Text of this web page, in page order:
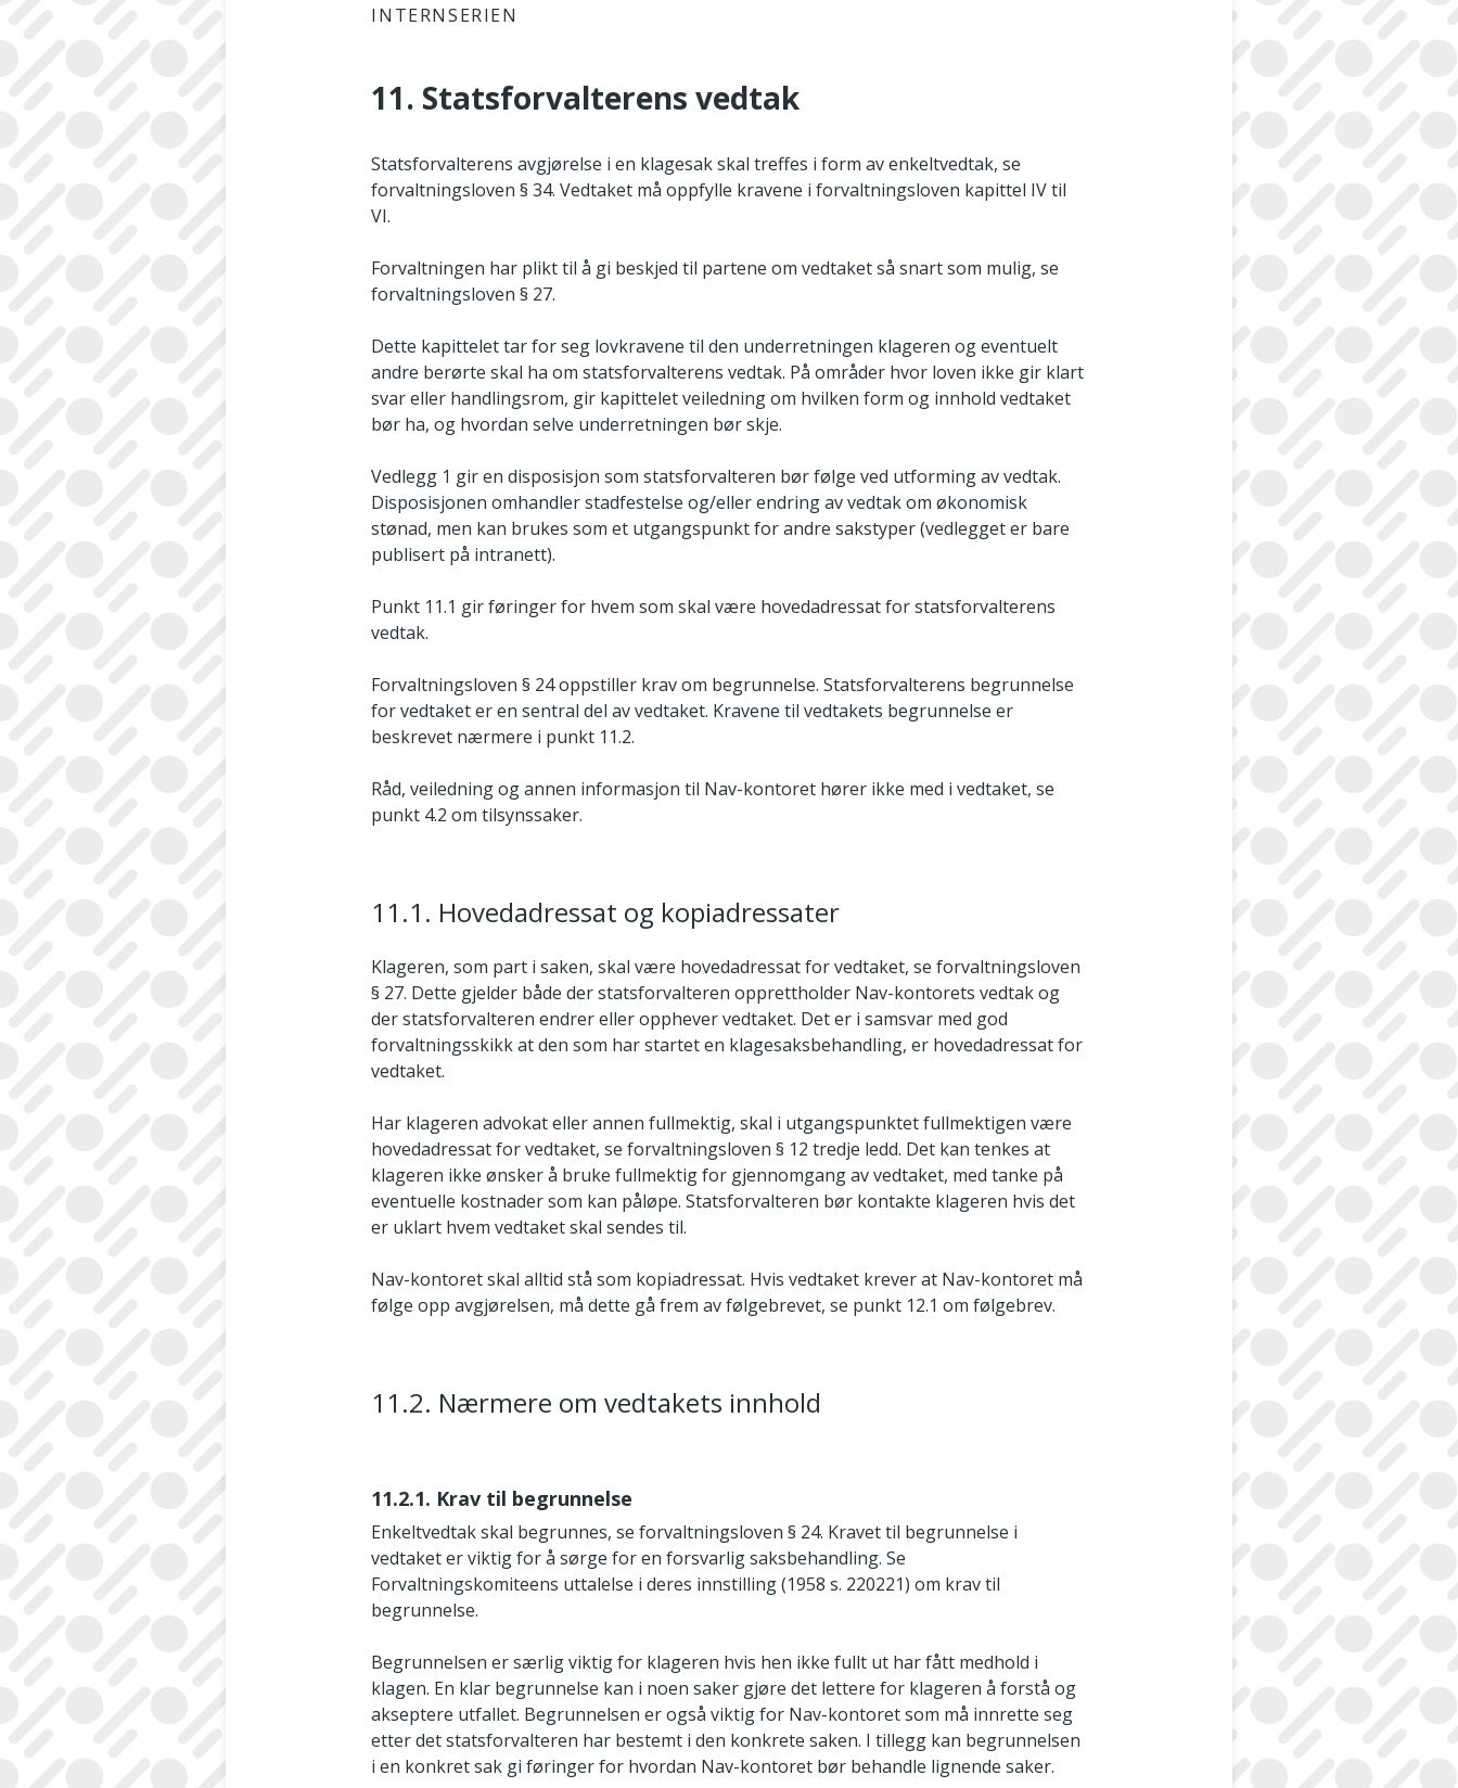
INTERNSERIEN
11. Statsforvalterens vedtak
Statsforvalterens avgjørelse i en klagesak skal treffes i form av enkeltvedtak, se
forvaltningsloven § 34. Vedtaket må oppfylle kravene i forvaltningsloven kapittel IV til
VI.
Forvaltningen har plikt til å gi beskjed til partene om vedtaket så snart som mulig, se
forvaltningsloven § 27.
Dette kapittelet tar for seg lovkravene til den underretningen klageren og eventuelt
andre berørte skal ha om statsforvalterens vedtak. På områder hvor loven ikke gir klart
svar eller handlingsrom, gir kapittelet veiledning om hvilken form og innhold vedtaket
bør ha, og hvordan selve underretningen bør skje.
Vedlegg 1 gir en disposisjon som statsforvalteren bør følge ved utforming av vedtak.
Disposisjonen omhandler stadfestelse og/eller endring av vedtak om økonomisk
stønad, men kan brukes som et utgangspunkt for andre sakstyper (vedlegget er bare
publisert på intranett).
Punkt 11.1 gir føringer for hvem som skal være hovedadressat for statsforvalterens
vedtak.
Forvaltningsloven § 24 oppstiller krav om begrunnelse. Statsforvalterens begrunnelse
for vedtaket er en sentral del av vedtaket. Kravene til vedtakets begrunnelse er
beskrevet nærmere i punkt 11.2.
Råd, veiledning og annen informasjon til Nav­-kontoret hører ikke med i vedtaket, se
punkt 4.2 om tilsynssaker.
11.1. Hovedadressat og kopiadressater
Klageren, som part i saken, skal være hovedadressat for vedtaket, se forvaltningsloven
§ 27. Dette gjelder både der statsforvalteren opprettholder Nav-kontorets vedtak og
der statsforvalteren endrer eller opphever vedtaket. Det er i samsvar med god
forvaltningsskikk at den som har startet en klagesaksbehandling, er hovedadressat for
vedtaket.
Har klageren advokat eller annen fullmektig, skal i utgangspunktet fullmektigen være
hovedadressat for vedtaket, se forvaltningsloven § 12 tredje ledd. Det kan tenkes at
klageren ikke ønsker å bruke fullmektig for gjennomgang av vedtaket, med tanke på
eventuelle kostnader som kan påløpe. Statsforvalteren bør kontakte klageren hvis det
er uklart hvem vedtaket skal sendes til.
Nav-­kontoret skal alltid stå som kopiadressat. Hvis vedtaket krever at Nav­-kontoret må
følge opp avgjørelsen, må dette gå frem av følgebrevet, se punkt 12.1 om følgebrev.
11.2. Nærmere om vedtakets innhold
11.2.1. Krav til begrunnelse
Enkeltvedtak skal begrunnes, se forvaltningsloven § 24. Kravet til begrunnelse i
vedtaket er viktig for å sørge for en forsvarlig saksbehandling. Se
Forvaltningskomiteens uttalelse i deres innstilling (1958 s. 220­221) om krav til
begrunnelse.
Begrunnelsen er særlig viktig for klageren hvis hen ikke fullt ut har fått medhold i
klagen. En klar begrunnelse kan i noen saker gjøre det lettere for klageren å forstå og
akseptere utfallet. Begrunnelsen er også viktig for Nav-­kontoret som må innrette seg
etter det statsforvalteren har bestemt i den konkrete saken. I tillegg kan begrunnelsen
i en konkret sak gi føringer for hvordan Nav-kontoret bør behandle lignende saker.